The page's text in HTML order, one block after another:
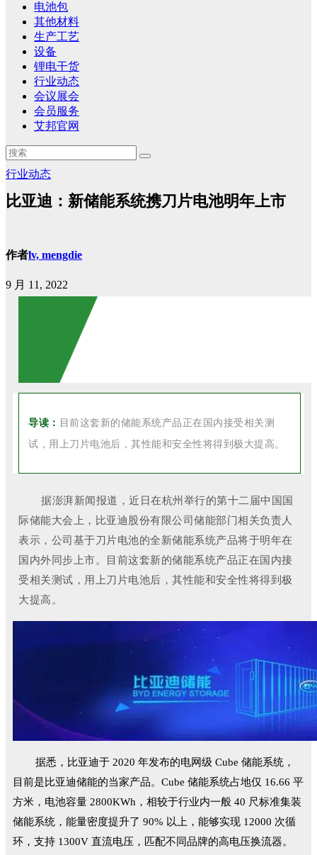
电池包
其他材料
生产工艺
设备
锂电干货
行业动态
会议展会
会员服务
艾邦官网
行业动态
比亚迪：新储能系统携刀片电池明年上市​
作者lv, mengdie
9 月 11, 2022
导读： 目前这套新的储能系统产品正在国内接受相关测
试，用上刀片电池后，其性能和安全性将得到极大提高。
据澎湃新闻报道，近日在杭州举行的第十二届中国国
际储能大会上，比亚迪股份有限公司储能部门相关负责人
表示，公司基于刀片电池的全新储能系统产品将于明年在
国内外同步上市。目前这套新的储能系统产品正在国内接
受相关测试，用上刀片电池后，其性能和安全性将得到极
大提高。
据悉，比亚迪于 2020 年发布的电网级 Cube 储能系统，
目前是比亚迪储能的当家产品。 Cube 储能系统占地仅 16.66 平
方米，电池容量 2800KWh，相较于行业内一般 40 尺标准集装
储能系统，能量密度提升了 90% 以上，能够实现 12000 次循
环，支持 1300V 直流电压，匹配不同品牌的高电压换流器。